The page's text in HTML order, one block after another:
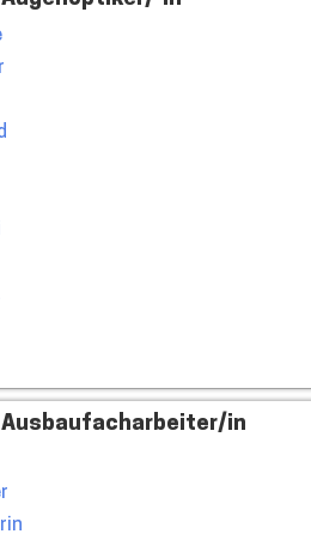
Ausbaufacharbeiter/in